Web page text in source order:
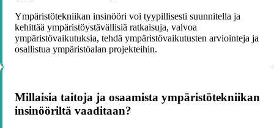
Ympäristötekniikan insinööri voi tyypillisesti suunnitella ja
kehittää ympäristöystävällisiä ratkaisuja, valvoa
ympäristövaikutuksia, tehdä ympäristövaikutusten arviointeja ja
osallistua ympäristöalan projekteihin.
Millaisia taitoja ja osaamista ympäristötekniikan
insinööriltä vaaditaan?